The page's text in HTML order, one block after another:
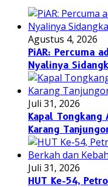
Agustus 4, 2026
PiAR: Percuma
Nyalinya
Juli 31, 2026
Kapal Tongkang
Karang
Juli 31, 2026
HUT Ke-54,